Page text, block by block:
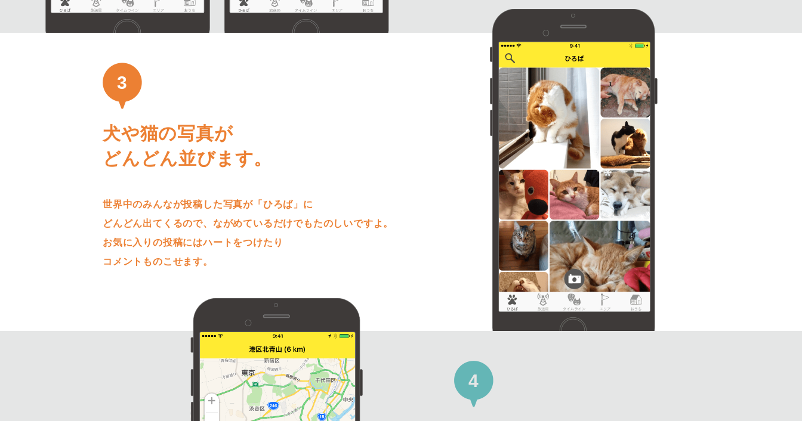
3
犬や猫の写真が
どんどん並びます。
世界中のみんなが投稿した写真が「ひろば」に
どんどん出てくるので、ながめているだけでもたのしいですよ。
お気に入りの投稿にはハートをつけたり
コメントものこせます。
4